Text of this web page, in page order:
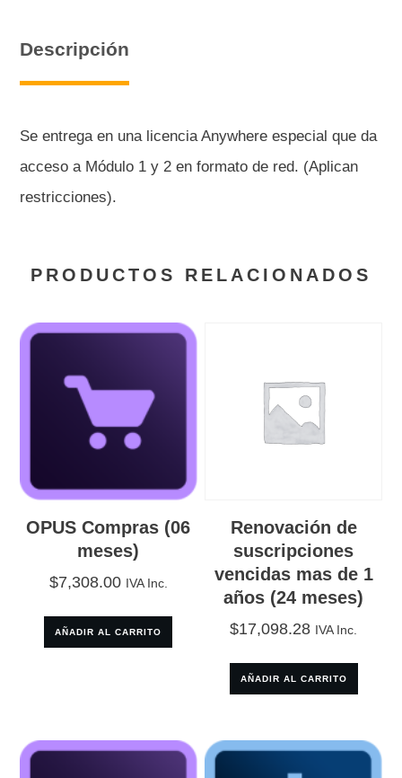
meses)
cantidad
Descripción
Se entrega en una licencia Anywhere especial que da
acceso a Módulo 1 y 2 en formato de red. (Aplican
restricciones).
PRODUCTOS RELACIONADOS
OPUS Compras (06
meses)
$7,308.00 IVA Inc.
AÑADIR AL CARRITO
Renovación de
suscripciones
vencidas mas de 1
años (24 meses)
$17,098.28 IVA Inc.
AÑADIR AL CARRITO